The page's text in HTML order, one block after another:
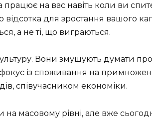
на вас навіть коли ви
для зростання вашого
а не ті, що виграються.
Вони змушують думати
із споживання на
співучасником економіки.
на масовому рівні, але вже